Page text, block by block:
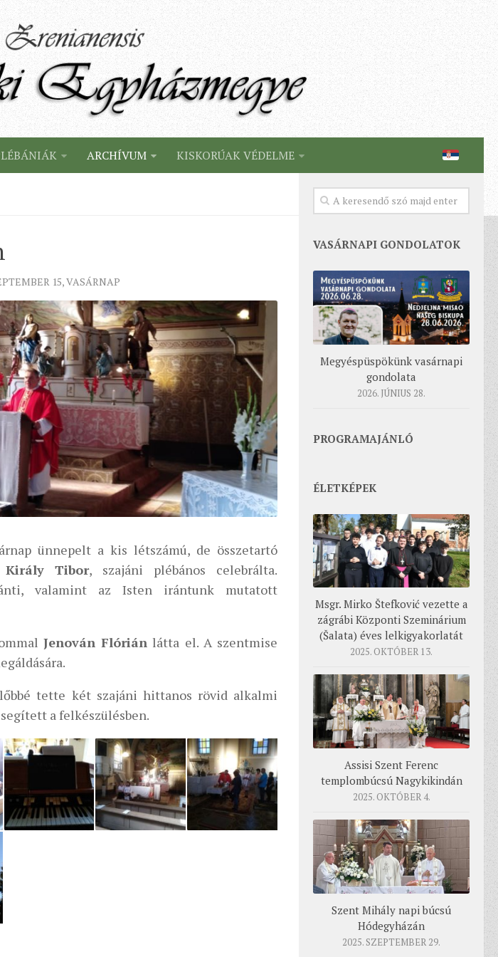
ARCHÍVUM KISKORÚAK VÉDELME
15, VASÁRNAP
ünnepelt a kis létszámú, de összetartó
Tibor, szajáni plébános celebrálta.
valamint az Isten irántunk mutatott
Jenován Flórián látta el. A szentmise
tette két szajáni hittanos rövid alkalmi
a felkészülésben.
VASÁRNAPI GONDOLATOK
Megyéspüspökünk vasárnapi
gondolata
2026. JÚNIUS 28.
PROGRAMAJÁNLÓ
ÉLETKÉPEK
Msgr. Mirko Štefković vezette a
zágrábi Központi Szeminárium
(Šalata) éves lelkigyakorlatát
2025. OKTÓBER 13.
Assisi Szent Ferenc
templombúcsú Nagykikindán
2025. OKTÓBER 4.
Szent Mihály napi búcsú
Hódegyházán
2025. SZEPTEMBER 29.